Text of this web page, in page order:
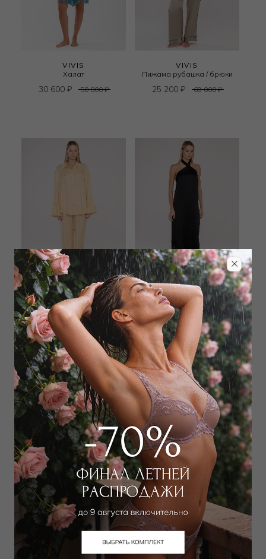
VIVIS
Халат
30 600 ₽ 50 000₽
VIVIS
Пижама рубашка / брюки
25 200 ₽ 69 000₽
VIVIS
Пижама рубашка / брюки
23 400₽ 65 000
VIVIS
Сорочка длинная
16 200₽ 45 000 ₽
VIVIS
Топ
30 000₽
Шорты
5 400 16 000